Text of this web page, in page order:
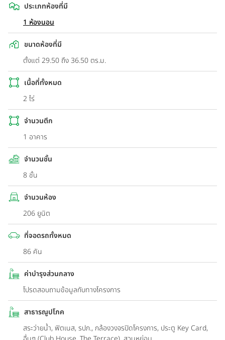
ประเภทห้องที่มี
1 ห้องนอน
ขนาดห้องที่มี
ตั้งแต่ 29.50 ถึง 36.50 ตร.ม.
เนื้อที่ทั้งหมด
2 ไร่
จำนวนตึก
1 อาคาร
จำนวนชั้น
8 ชั้น
จำนวนห้อง
206 ยูนิต
ที่จอดรถทั้งหมด
86 คัน
ค่าบำรุงส่วนกลาง
โปรดสอบถามข้อมูลกับทางโครงการ
สาธารณูปโภค
สระว่ายน้ำ, ฟิตเนส, รปภ., กล้องวงจรปิดโครงการ, ประตู Key Card,